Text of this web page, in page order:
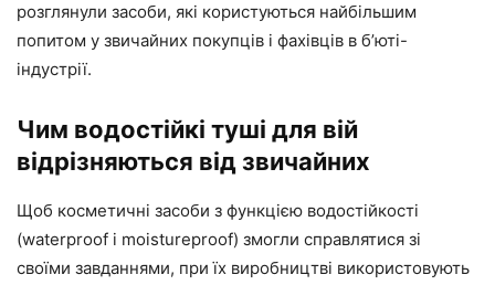
розглянули засоби, які користуються найбільшим
попитом у звичайних покупців і фахівців в б’юті-
індустрії.
Чим водостійкі туші для вій
відрізняються від звичайних
Щоб косметичні засоби з функцією водостійкості
(waterproof і moistureproof) змогли справлятися зі
своїми завданнями, при їх виробництві використовують